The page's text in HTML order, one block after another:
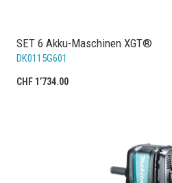
SET 6 Akku-Maschinen XGT®
DK0115G601
CHF 1’734.00